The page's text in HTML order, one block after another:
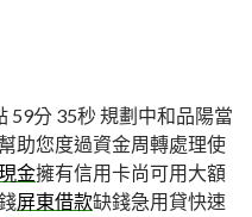
59分 35秒 規劃中和品陽當
助您度過資金周轉處理使
金擁有信用卡尚可用大額
屏東借款缺錢急用貸快速